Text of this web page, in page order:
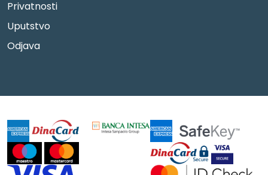
Privatnosti
Uputstvo
Odjava